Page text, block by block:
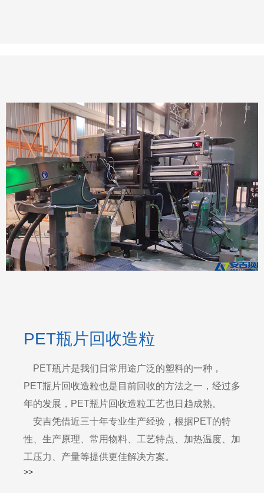
PET瓶片回收造粒
PET瓶片是我们日常用途广泛的塑料的一种，
PET瓶片回收造粒也是目前回收的方法之一，经过多
年的发展，PET瓶片回收造粒工艺也日趋成熟。
安吉凭借近三十年专业生产经验，根据PET的特
性、生产原理、常用物料、工艺特点、加热温度、加
工压力、产量等提供更佳解决方案。
>>